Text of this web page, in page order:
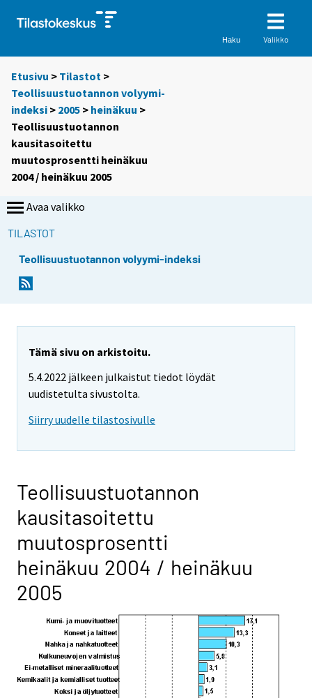
Haku Valikko
Etusivu > Tilastot >
Teollisuustuotannon volyymi-
indeksi > 2005 > heinäkuu >
Teollisuustuotannon
kausitasoitettu
muutosprosentti heinäkuu
2004 / heinäkuu 2005
Avaa valikko
TILASTOT
Teollisuustuotannon volyymi-indeksi
Tämä sivu on arkistoitu.
5.4.2022 jälkeen julkaistut tiedot löydät
uudistetulta sivustolta.
Siirry uudelle tilastosivulle
Teollisuustuotannon
kausitasoitettu
muutosprosentti
heinäkuu 2004 / heinäkuu
2005